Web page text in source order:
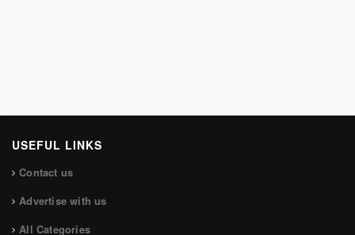
USEFUL LINKS
Contact us
Advertise with us
All Categories